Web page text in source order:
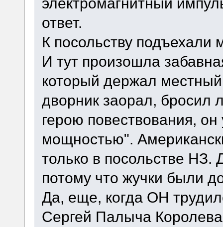
ответ.
К посольству
И тут произошла
который держал
дворник заорал, бросил
герою повествования,
мощностью".
только в посольстве НЗ.
потому что жучки были
Да, еще, когда ОН
Сергей Палыча